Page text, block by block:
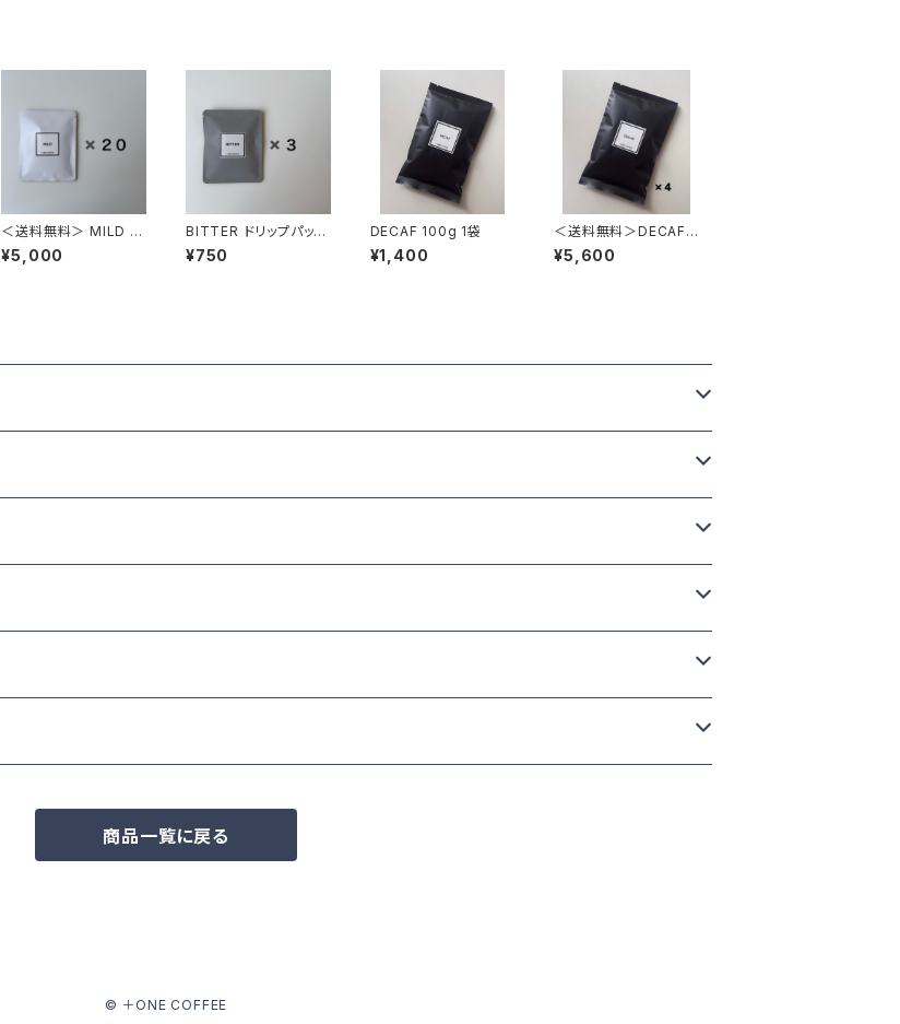
＜送料無料＞ MILD ド
リップパック 20個
¥5,000
BITTER ドリップパック
3個
¥750
DECAF 100g 1袋
¥1,400
＜送料無料＞DECAF 1
00g 4袋
¥5,600
商品一覧に戻る
© ＋ONE COFFEE